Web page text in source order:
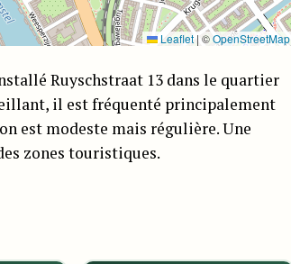
Leaflet | ©OpenStreetMap
Ruyschstraat 13 dans le quartier
il est fréquenté principalement
est modeste mais régulière. Une
zones touristiques.